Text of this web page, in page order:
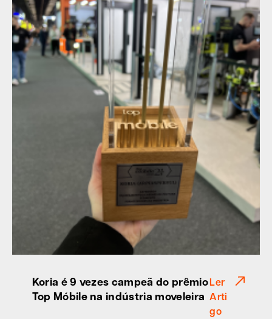
Koria é 9 vezes campeã do prêmio
Top Móbile na indústria moveleira
Ler
Arti
go